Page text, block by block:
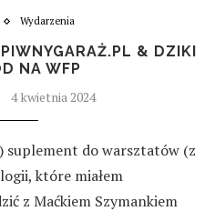
Wydarzenia
& DZIKI
NA WFP
4 kwietnia 2024
suplement do warsztatów (z
które miałem
z Maćkiem Szymankiem